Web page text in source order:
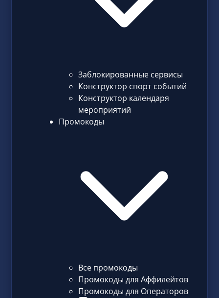
Заблокированные сервисы
Конструктор спорт событий
Конструктор календаря
мероприятий
Промокоды
Все промокоды
Промокоды для Аффилейтов
Промокоды для Операторов